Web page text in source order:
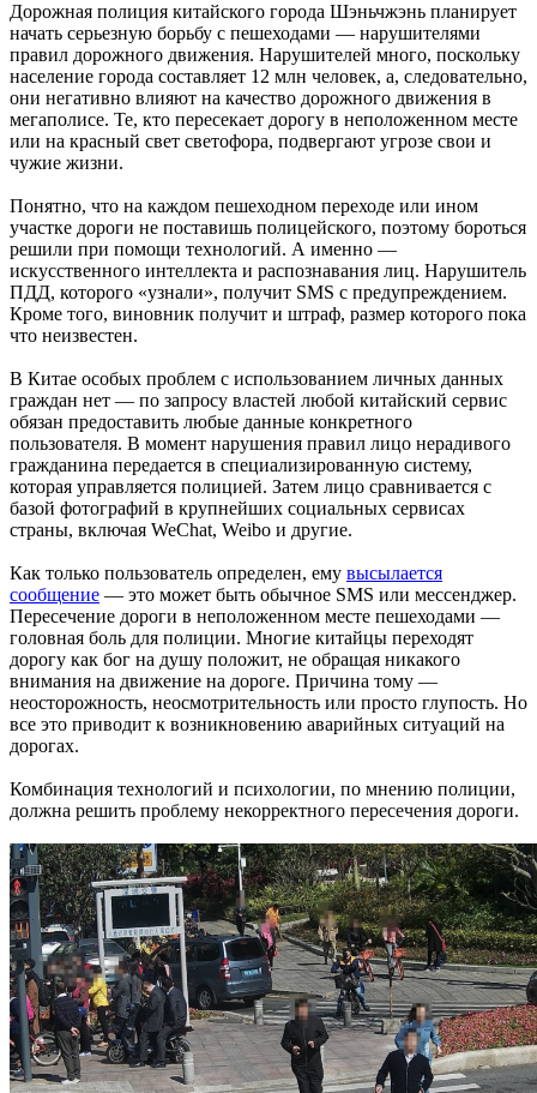
Дорожная полиция китайского города Шэньчжэнь планирует
начать серьезную борьбу с пешеходами — нарушителями
правил дорожного движения. Нарушителей много, поскольку
население города составляет 12 млн человек, а, следовательно,
они негативно влияют на качество дорожного движения в
мегаполисе. Те, кто пересекает дорогу в неположенном месте
или на красный свет светофора, подвергают угрозе свои и
чужие жизни.
Понятно, что на каждом пешеходном переходе или ином
участке дороги не поставишь полицейского, поэтому бороться
решили при помощи технологий. А именно —
искусственного интеллекта и распознавания лиц. Нарушитель
ПДД, которого «узнали», получит SMS с предупреждением.
Кроме того, виновник получит и штраф, размер которого пока
что неизвестен.
В Китае особых проблем с использованием личных данных
граждан нет — по запросу властей любой китайский сервис
обязан предоставить любые данные конкретного
пользователя. В момент нарушения правил лицо нерадивого
гражданина передается в специализированную систему,
которая управляется полицией. Затем лицо сравнивается с
базой фотографий в крупнейших социальных сервисах
страны, включая WeChat, Weibo и другие.
Как только пользователь определен, ему высылается
сообщение — это может быть обычное SMS или мессенджер.
Пересечение дороги в неположенном месте пешеходами —
головная боль для полиции. Многие китайцы переходят
дорогу как бог на душу положит, не обращая никакого
внимания на движение на дороге. Причина тому —
неосторожность, неосмотрительность или просто глупость. Но
все это приводит к возникновению аварийных ситуаций на
дорогах.
Комбинация технологий и психологии, по мнению полиции,
должна решить проблему некорректного пересечения дороги.